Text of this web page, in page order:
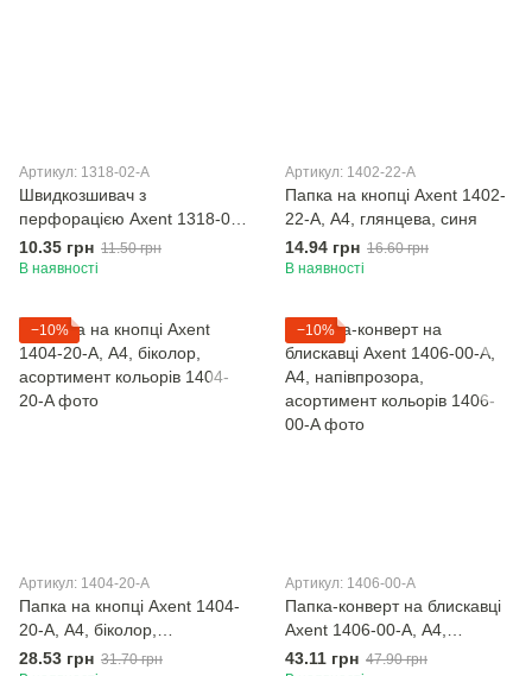
Артикул: 1318-02-A
Швидкозшивач з
перфорацією Axent 1318-02-
A, А4, синій
10.35 грн 11.50 грн
В наявності
Артикул: 1402-22-A
Папка на кнопці Axent 1402-
22-A, А4, глянцева, синя
14.94 грн 16.60 грн
В наявності
−10%
Артикул: 1404-20-A
Папка на кнопці Axent 1404-
20-A, А4, біколор,
асортимент кольорів
28.53 грн 31.70 грн
−10%
Артикул: 1406-00-A
Папка-конверт на блискавці
Axent 1406-00-А, А4,
напівпрозора, асортимент
43.11 грн 47.90 грн